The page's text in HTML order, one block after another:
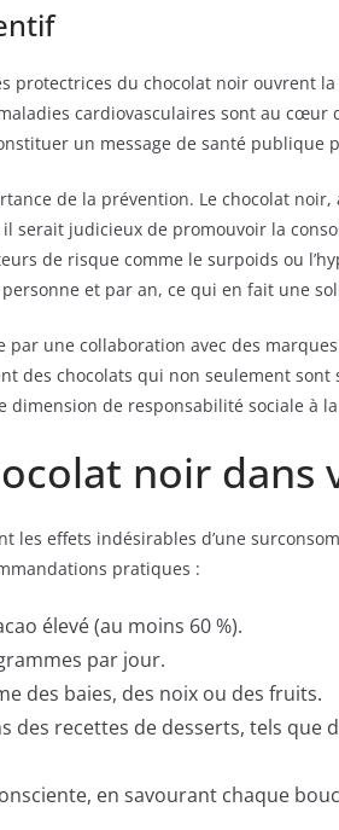
protectrices du chocolat noir ouvrent
cardiovasculaires sont au
un message de santé publique
de la prévention. Le chocolat
serait judicieux de promouvoir la
de risque comme le surpoids ou
et par an, ce qui en fait une
une collaboration avec des
des chocolats qui non seulement
dimension de responsabilité sociale à
noir dans
effets indésirables d’une
pratiques :
élevé (au moins 60 %).
par jour.
des baies, des noix ou des fruits.
recettes de desserts, tels que
en savourant chaque